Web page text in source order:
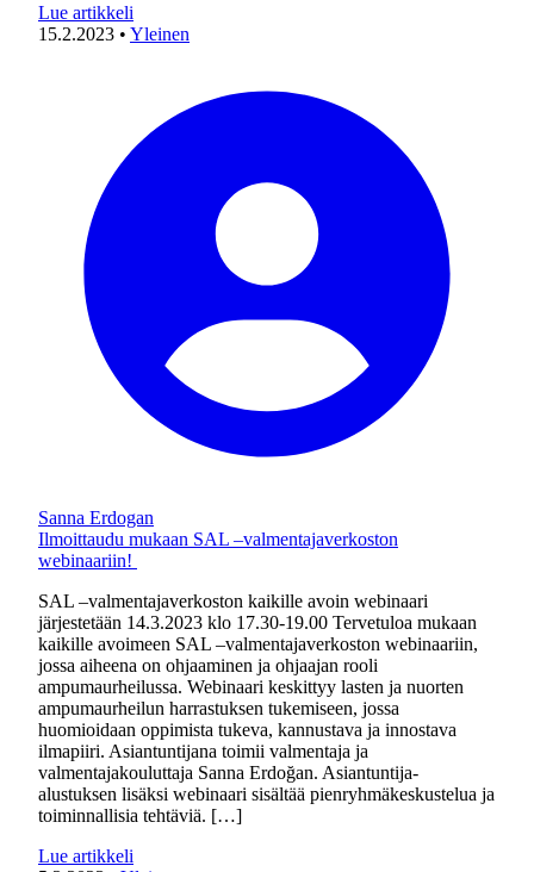
Lue artikkeli
15.2.2023 • Yleinen
Sanna Erdogan
Ilmoittaudu mukaan SAL –valmentajaverkoston
webinaariin!
SAL –valmentajaverkoston kaikille avoin webinaari
järjestetään 14.3.2023 klo 17.30-19.00 Tervetuloa mukaan
kaikille avoimeen SAL –valmentajaverkoston webinaariin,
jossa aiheena on ohjaaminen ja ohjaajan rooli
ampumaurheilussa. Webinaari keskittyy lasten ja nuorten
ampumaurheilun harrastuksen tukemiseen, jossa
huomioidaan oppimista tukeva, kannustava ja innostava
ilmapiiri. Asiantuntijana toimii valmentaja ja
valmentajakouluttaja Sanna Erdoğan. Asiantuntija-
alustuksen lisäksi webinaari sisältää pienryhmäkeskustelua ja
toiminnallisia tehtäviä. […]
Lue artikkeli